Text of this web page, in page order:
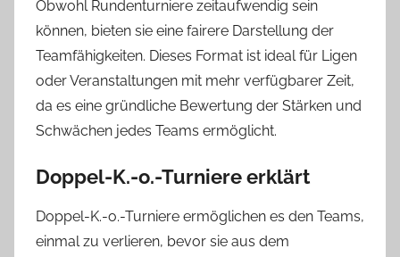
Obwohl Rundenturniere zeitaufwendig sein
können, bieten sie eine fairere Darstellung der
Teamfähigkeiten. Dieses Format ist ideal für Ligen
oder Veranstaltungen mit mehr verfügbarer Zeit,
da es eine gründliche Bewertung der Stärken und
Schwächen jedes Teams ermöglicht.
Doppel-K.-o.-Turniere erklärt
Doppel-K.-o.-Turniere ermöglichen es den Teams,
einmal zu verlieren, bevor sie aus dem